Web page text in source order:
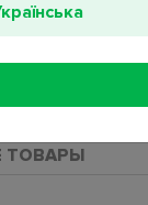
ТОВАРЫ